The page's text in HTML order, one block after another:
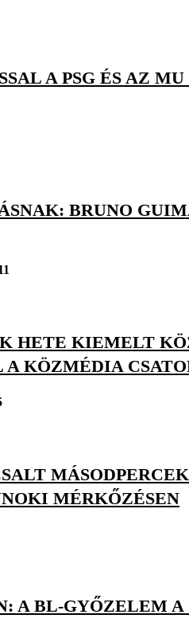
A PSG ÉS AZ
BRUNO
HETE KIEMELT
A KÖZMÉDIA
MÉRKŐZÉSEN
A BL-GYŐZELEM A